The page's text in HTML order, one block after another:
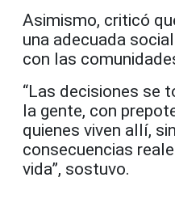
Asimismo, criticó
una adecuada
con las
“Las decisiones se
la gente, con
quienes viven allí,
consecuencias
vida”, sostuvo.